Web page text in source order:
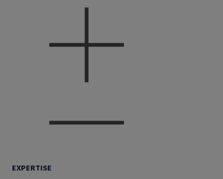
EXPERTISE